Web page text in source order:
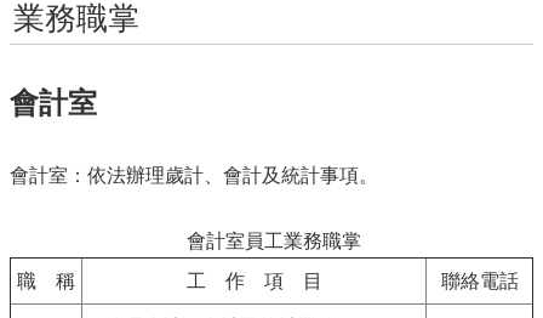
業務職掌
會計室
會計室：依法辦理歲計、會計及統計事項。
職 稱 工 作 項 目 聯絡電話
會計室員工業務職掌